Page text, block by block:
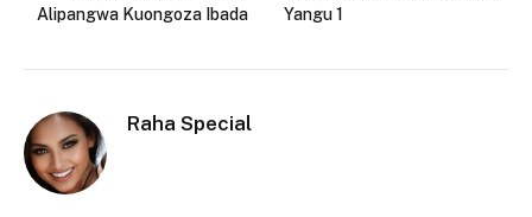
Alipangwa Kuongoza Ibada
Yangu 1
Raha Special